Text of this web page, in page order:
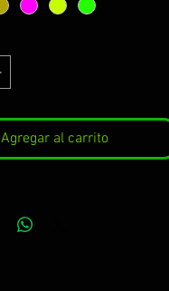
Agregar al carrito